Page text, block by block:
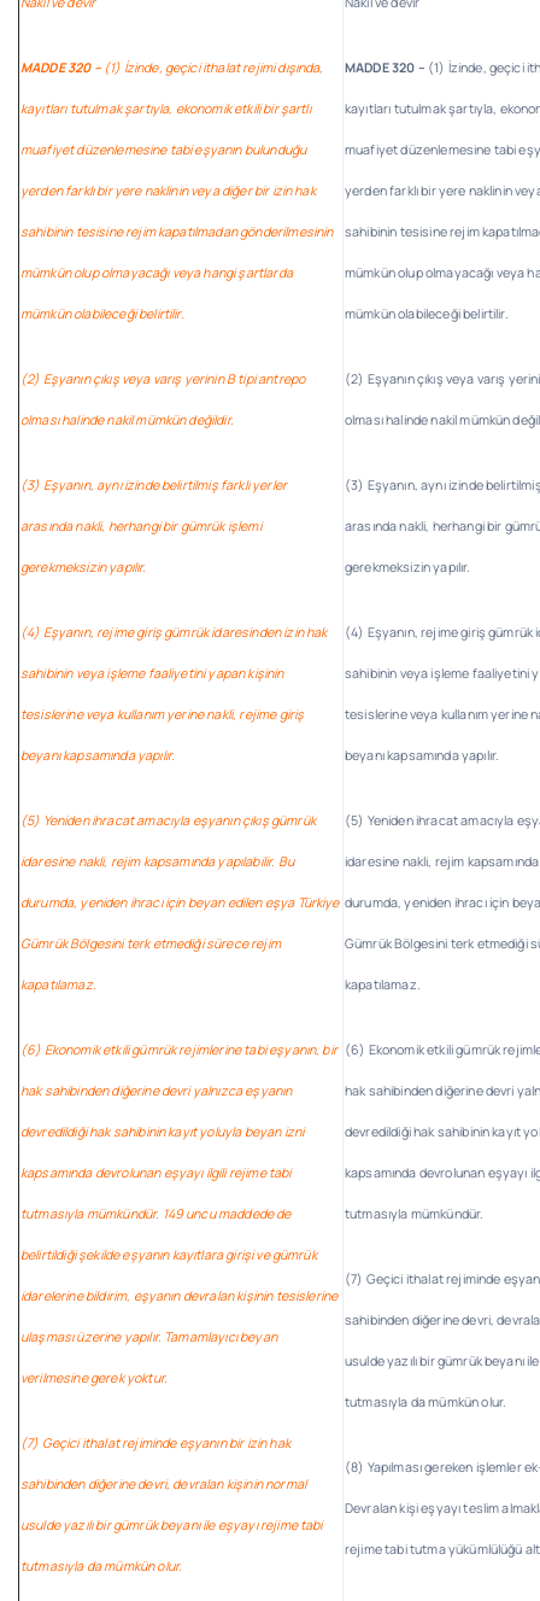
MADDE 320 –(1) İzinde, geçici ithalat rejimi dışında,
kayıtları tutulmak şartıyla, ekonomik etkili bir şartlı
muafiyet düzenlemesine tabi eşyanın bulunduğu
yerden farklı bir yere naklinin veya diğer bir izin hak
sahibinin tesisine rejim kapatılmadan gönderilmesinin
mümkün olup olmayacağı veya hangi şartlarda
mümkün olabileceği belirtilir.
(2) Eşyanın çıkış veya varış yerinin B tipi antrepo
olması halinde nakil mümkün değildir.
(3) Eşyanın, aynı izinde belirtilmiş farklı yerler
arasında nakli, herhangi bir gümrük işlemi
gerekmeksizin yapılır.
(4) Eşyanın, rejime giriş gümrük idaresinden izin hak
sahibinin veya işleme faaliyetini yapan kişinin
tesislerine veya kullanım yerine nakli, rejime giriş
beyanı kapsamında yapılır.
(5) Yeniden ihracat amacıyla eşyanın çıkış gümrük
idaresine nakli, rejim kapsamında yapılabilir. Bu
durumda, yeniden ihracı için beyan edilen eşya Türkiye
Gümrük Bölgesini terk etmediği sürece rejim
kapatılamaz.
(6) Ekonomik etkili gümrük rejimlerine tabi eşyanın, bir
hak sahibinden diğerine devri yalnızca eşyanın
devredildiği hak sahibinin kayıt yoluyla beyan izni
kapsamında devrolunan eşyayı ilgili rejime tabi
tutmasıyla mümkündür. 149 uncu maddede de
belirtildiği şekilde eşyanın kayıtlara girişi ve gümrük
idarelerine bildirim, eşyanın devralan kişinin tesislerine
ulaşması üzerine yapılır. Tamamlayıcı beyan
verilmesine gerek yoktur.
(7) Geçici ithalat rejiminde eşyanın bir izin hak
sahibinden diğerine devri, devralan kişinin normal
usulde yazılı bir gümrük beyanı ile eşyayı rejime tabi
tutmasıyla da mümkün olur.
MADDE 320 – (1) İzinde, geçici
kayıtları tutulmak şartıyla,
muafiyet düzenlemesine tabi
yerden farklı bir yere naklinin
sahibinin tesisine rejim
mümkün olup olmayacağı veya
mümkün olabileceği belirtilir.
(2) Eşyanın çıkış veya varış
olması halinde nakil mümkün
(3) Eşyanın, aynı izinde
arasında nakli, herhangi bir
gerekmeksizin yapılır.
(4) Eşyanın, rejime giriş gümrük
sahibinin veya işleme faaliyetini
tesislerine veya kullanım yerine
beyanı kapsamında yapılır.
(5) Yeniden ihracat amacıyla
idaresine nakli, rejim kapsamında
durumda, yeniden ihracı için
Gümrük Bölgesini terk etmediği
kapatılamaz.
(6) Ekonomik etkili gümrük
hak sahibinden diğerine devri
devredildiği hak sahibinin kayıt
kapsamında devrolunan eşyayı
tutmasıyla mümkündür.
(7) Geçici ithalat rejiminde
sahibinden diğerine devri,
usulde yazılı bir gümrük beyanı
tutmasıyla da mümkün olur.
(8) Yapılması gereken işlemler
Devralan kişi eşyayı teslim
rejime tabi tutma yükümlülüğü